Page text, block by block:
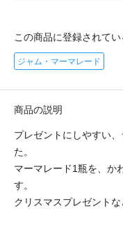
この商品に登録されて
ジャム・マーマレード
商品の説明
プレゼントにしやすい
た。
マーマレード1瓶を、か
す。
クリスマスプレゼントな